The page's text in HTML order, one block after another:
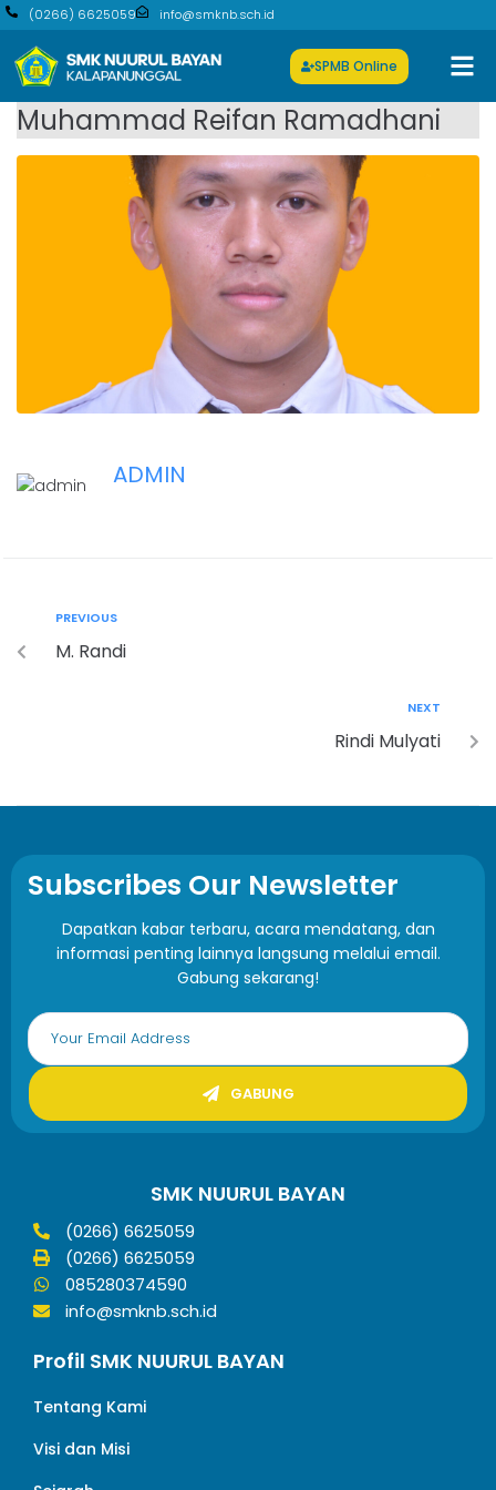
(0266) 6625059 info@smknb.sch.id
SPMB Online
Muhammad Reifan Ramadhani
ADMIN
PREVIOUS
M. Randi
NEXT
Rindi Mulyati
Subscribes Our Newsletter
Dapatkan kabar terbaru, acara mendatang, dan
informasi penting lainnya langsung melalui email.
Gabung sekarang!
GABUNG
SMK NUURUL BAYAN
(0266) 6625059
(0266) 6625059
085280374590
info@smknb.sch.id
Profil SMK NUURUL BAYAN
Tentang Kami
Visi dan Misi